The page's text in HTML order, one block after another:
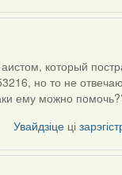
который
но то не
ему можно
Увайдзіце ці